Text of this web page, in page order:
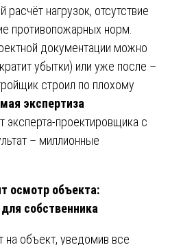
расчёт нагрузок, отсутствие
противопожарных норм.
документации можно
убытки) или уже после –
строил по плохому
экспертиза
эксперта-проектировщика с
– миллионные
осмотр объекта:
собственника
на объект, уведомив все